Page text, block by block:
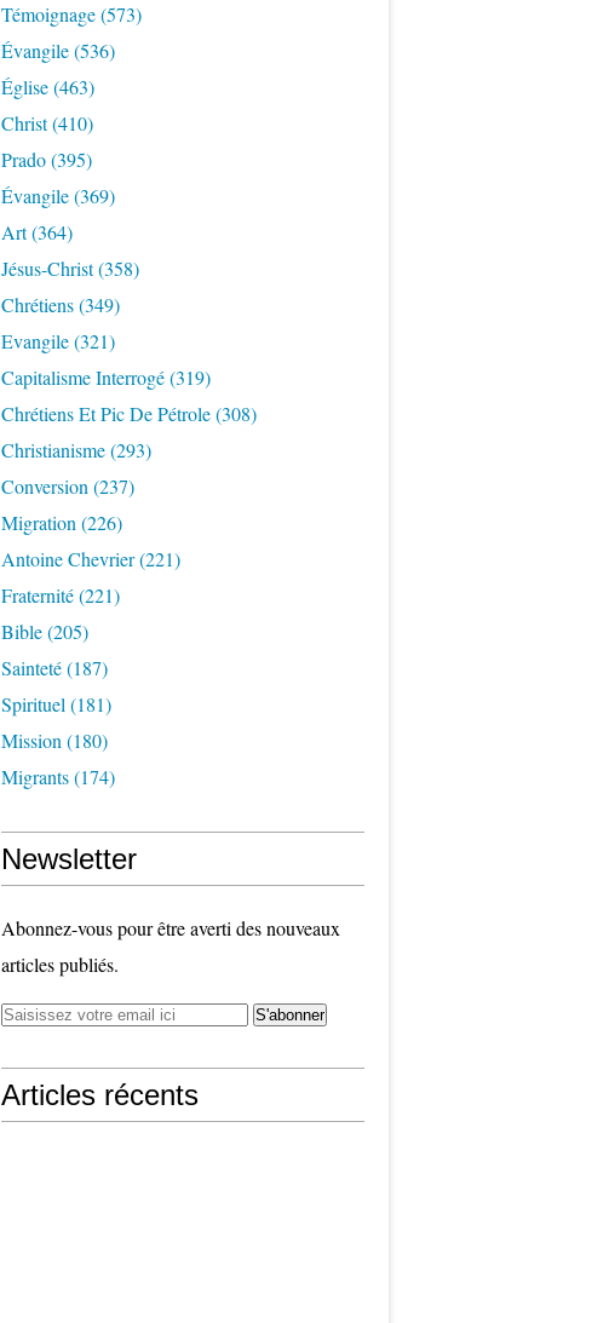
Témoignage(573)
Évangile(536)
Église(463)
Christ(410)
Prado(395)
Évangile(369)
Art(364)
Jésus-Christ(358)
Chrétiens(349)
Evangile(321)
Capitalisme Interrogé(319)
Chrétiens Et Pic De Pétrole(308)
Christianisme(293)
Conversion (237)
Migration (226)
Antoine Chevrier(221)
Fraternité(221)
Bible(205)
Sainteté(187)
Spirituel (181)
Mission (180)
Migrants(174)
Newsletter
Abonnez-vous pour être averti des nouveaux
articles publiés.
Articles récents